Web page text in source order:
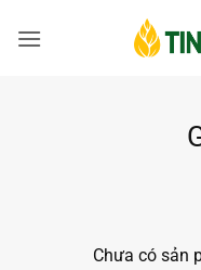
qua
Chưa có sản